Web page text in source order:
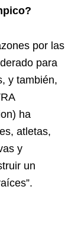
por las
para
y también,
ha
atletas,
y
un